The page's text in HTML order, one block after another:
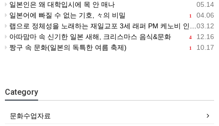
05.14
일본인은 왜 대학입시에 목 안 매나
1 04.06
일본어에 빠질 수 없는 기호, 々의 비밀
03.12
랩으로 정체성을 노래하는 재일교포 3세 래퍼 PM 케노비 인터뷰
4 12.16
아따맘마 속 신기한 일본 새해, 크리스마스 음식&문화
1 10.17
짱구 속 문화(일본의 독특한 여름 축제)
Category
문화수업자료